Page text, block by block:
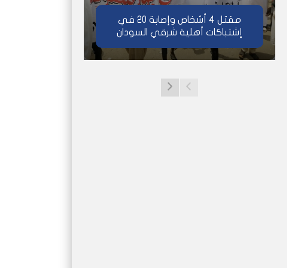
مقتل 4 أشخاص وإصابة 20 في
إشتباكات أهلية شرقي السودان